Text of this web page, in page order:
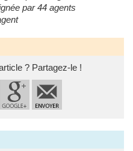
par 44 agents
? Partagez-le !